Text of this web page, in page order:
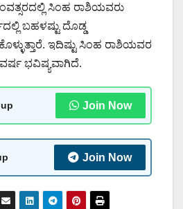
ಸಿಂಹ ರಾಶಿಯವರು
ಬಹಳಷ್ಟು ದೊಡ್ಡ
ಇದಿಷ್ಟು ಸಿಂಹ ರಾಶಿಯವರ
ಭವಿಷ್ಯವಾಗಿದೆ.
Join Now
Join Now